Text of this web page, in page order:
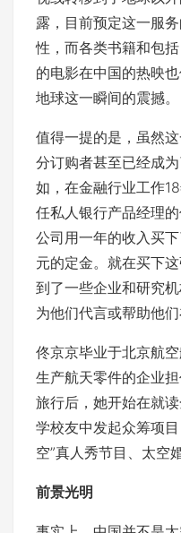
露，目前预定这一服
性，而各类书籍和包
的电影在中国的热映
地球这一瞬间的震撼。
值得一提的是，虽然
分订购者甚至已经成
如，在金融行业工作
任私人银行产品经理
公司用一年的收入买
元的定金。就在买下
到了一些企业和研究
为他们代言或帮助他
佟京京毕业于北京航
生产航天零件的企业
旅行后，她开始在就
学校友中发起众筹项
空”真人秀节目、太空
前景光明